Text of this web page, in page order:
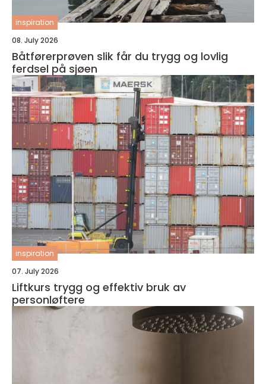
inspiration
08. July 2026
Båtførerprøven slik får du trygg og lovlig
ferdsel på sjøen
inspiration
07. July 2026
Liftkurs trygg og effektiv bruk av
personløftere